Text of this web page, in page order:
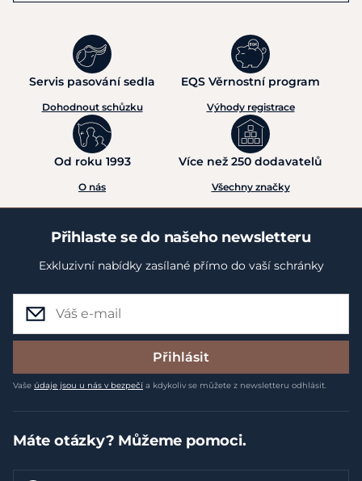
Servis pasování sedla
Dohodnout schůzku
EQS Věrnostní program
Výhody registrace
Od roku 1993
O nás
Více než 250 dodavatelů
Všechny značky
Přihlaste se do našeho newsletteru
Exkluzivní nabídky zasílané přímo do vaší schránky
Přihlásit
Vaše údaje jsou u nás v bezpečí a kdykoliv se můžete z newsletteru odhlásit.
Máte otázky? Můžeme pomoci.